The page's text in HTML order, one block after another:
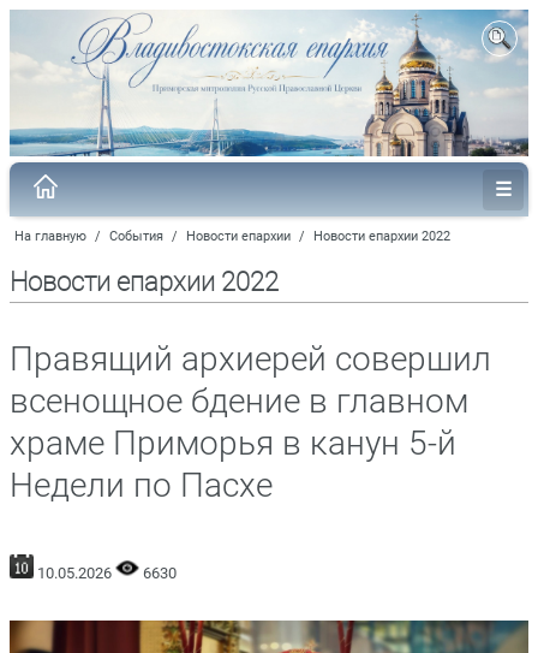
На главную / События / Новости епархии / Новости епархии 2022
Новости епархии 2022
Правящий архиерей совершил
всенощное бдение в главном
храме Приморья в канун 5-й
Недели по Пасхе
10.05.2026 6630